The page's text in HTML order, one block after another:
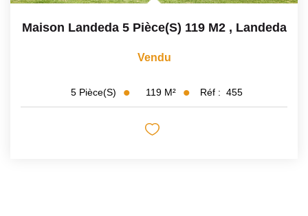
Maison Landeda 5 Pièce(s) 119 M2 , Landeda
Vendu
5 Pièce(s) 119 M² Réf : 455